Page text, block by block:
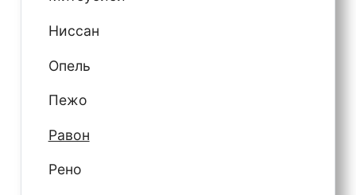
Ниссан
Опель
Пежо
Равон
Рено